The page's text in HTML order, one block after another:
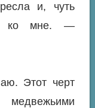
и, чуть
ко мне. —
Этот черт